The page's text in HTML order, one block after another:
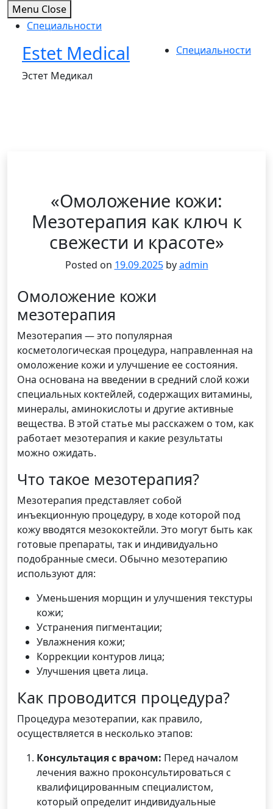
Menu Close
Специальности
content
Estet Medical
Эстет Медикал
Специальности
«Омоложение кожи:
Мезотерапия как ключ к
свежести и красоте»
Posted on 19.09.2025byadmin
Омоложение кожи
мезотерапия
Мезотерапия — это популярная
косметологическая процедура, направленная на
омоложение кожи и улучшение ее состояния.
Она основана на введении в средний слой кожи
специальных коктейлей, содержащих витамины,
минералы, аминокислоты и другие активные
вещества. В этой статье мы расскажем о том, как
работает мезотерапия и какие результаты
можно ожидать.
Что такое мезотерапия?
Мезотерапия представляет собой
инъекционную процедуру, в ходе которой под
кожу вводятся мезококтейли. Это могут быть как
готовые препараты, так и индивидуально
подобранные смеси. Обычно мезотерапию
используют для:
Уменьшения морщин и улучшения текстуры
кожи;
Устранения пигментации;
Увлажнения кожи;
Коррекции контуров лица;
Улучшения цвета лица.
Как проводится процедура?
Процедура мезотерапии, как правило,
осуществляется в несколько этапов:
Консультация с врачом: Перед началом
лечения важно проконсультироваться с
квалифицированным специалистом,
который определит индивидуальные